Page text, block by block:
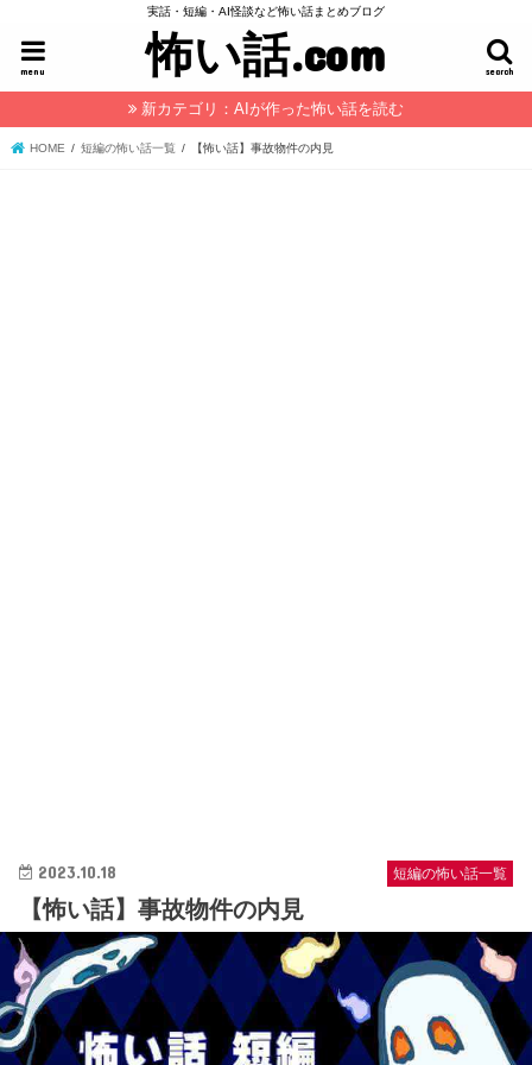
実話・短編・AI怪談など怖い話まとめブログ
怖い話.com search
menu
新カテゴリ：AIが作った怖い話を読む
HOME 短編の怖い話一覧 【怖い話】事故物件の内見
短編の怖い話一覧
2023.10.18
【怖い話】事故物件の内見